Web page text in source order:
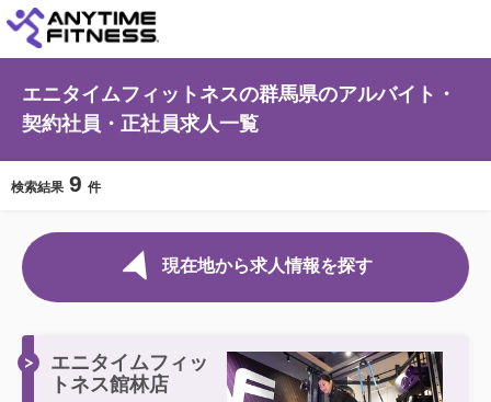
エニタイムフィットネスの群馬県のアルバイト・
契約社員・正社員求人一覧
検索結果 9 件
現在地から求人情報を探す
エニタイムフィッ
トネス館林店